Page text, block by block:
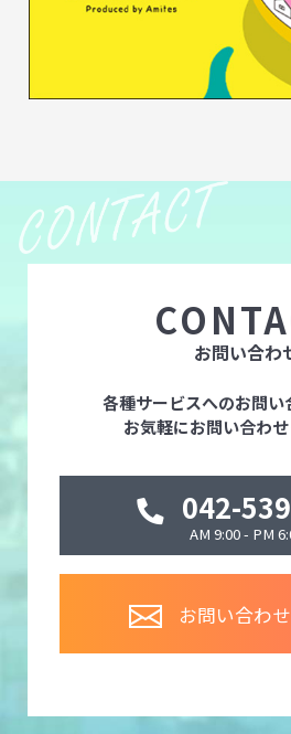
お問い合わ
各種サービスへのお問い
お気軽にお問い合わせ
042-
AM 9:00 - PM
お問い合わ